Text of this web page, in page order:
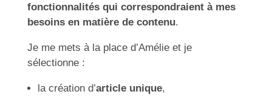
fonctionnalités qui correspondraient à mes
besoins en matière de contenu.
Je me mets à la place d’Amélie et je
sélectionne :
la création d’article unique,